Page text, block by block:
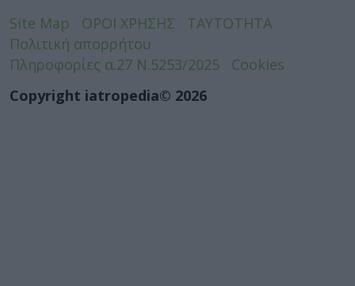
Site Map ΟΡΟΙ ΧΡΗΣΗΣ
ΤΑΥΤΟΤΗΤΑ
Πολιτική απορρήτου
Πληροφορίες α.27 Ν.5253/2025
Cookies
Copyright iatropedia© 2026